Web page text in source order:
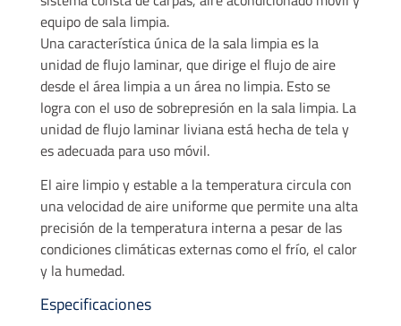
equipo de sala limpia.
Una característica única de la sala limpia es la
unidad de flujo laminar, que dirige el flujo de aire
desde el área limpia a un área no limpia. Esto se
logra con el uso de sobrepresión en la sala limpia. La
unidad de flujo laminar liviana está hecha de tela y
es adecuada para uso móvil.
El aire limpio y estable a la temperatura circula con
una velocidad de aire uniforme que permite una alta
precisión de la temperatura interna a pesar de las
condiciones climáticas externas como el frío, el calor
y la humedad.
Especificaciones